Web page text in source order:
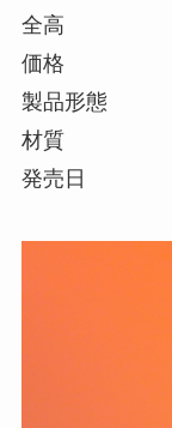
全高 :
価格 :￥
製品形態
材質
発売日